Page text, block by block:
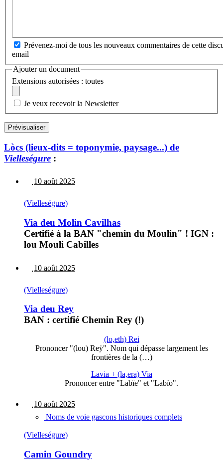
Prévenez-moi de tous les nouveaux commentaires de cette
email
Ajouter un document
Extensions autorisées : toutes
Je veux recevoir la Newsletter
Lòcs (lieux-dits = toponymie, paysage...) de
Vielleségure :
10 août 2025
(Vielleségure)
Via deu Molin Cavilhas
Certifié à la BAN "chemin du Moulin" ! IGN :
lou Mouli Cabilles
10 août 2025
(Vielleségure)
Via deu Rey
BAN : certifié Chemin Rey (!)
(lo,eth) Rei
Prononcer "(lou) Reÿ". Nom qui dépasse largement les
frontières de la (…)
Lavia + (la,era) Via
Prononcer entre "Labïe" et "Labïo".
10 août 2025
Noms de voie gascons historiques complets
(Vielleségure)
Camin Goundry